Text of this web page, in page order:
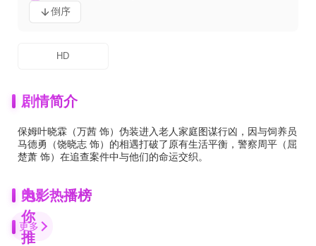
倒序
HD
剧情简介
保姆叶晓霖（万茜 饰）伪装进入老人家庭图谋行凶，因与饲养员
马德勇（饶晓志 饰）的相遇打破了原有生活平衡，警察周平（屈
楚萧 饰）在追查案件中与他们的命运交织。
为
你
推
电影热播榜
更多